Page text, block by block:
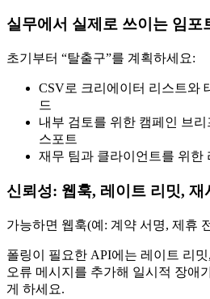
실무에서 실제로 쓰이는 임포
초기부터 “탈출구”를 계획하세요:
CSV로 크리에이터 리스트와
드
내부 검토를 위한 캠페인 브
스포트
재무 팀과 클라이언트를 위한
신뢰성: 웹훅, 레이트 리밋, 재
가능하면 웹훅(예: 계약 서명, 제휴
폴링이 필요한 API에는 레이트 리
오류 메시지를 추가해 일시적 장애
게 하세요.